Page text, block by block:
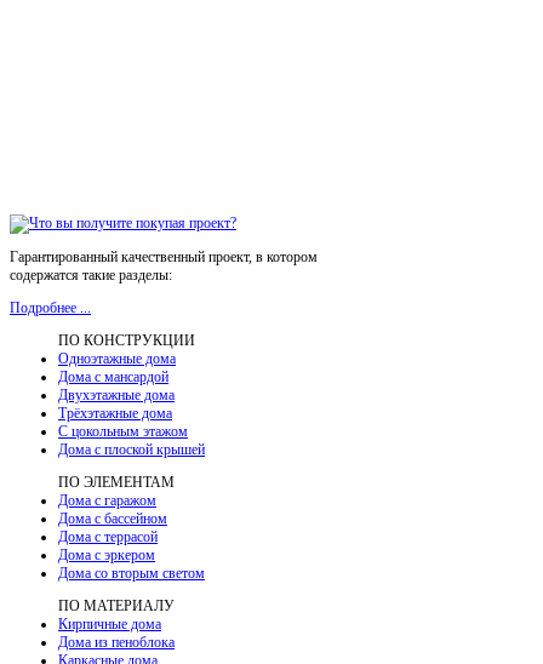
Гарантированный качественный проект, в котором
содержатся такие разделы:
Подробнее ...
ПО КОНСТРУКЦИИ
Одноэтажные дома
Дома с мансардой
Двухэтажные дома
Трёхэтажные дома
С цокольным этажом
Дома с плоской крышей
ПО ЭЛЕМЕНТАМ
Дома с гаражом
Дома с бассейном
Дома с террасой
Дома с эркером
Дома со вторым светом
ПО МАТЕРИАЛУ
Кирпичные дома
Дома из пеноблока
Каркасные дома